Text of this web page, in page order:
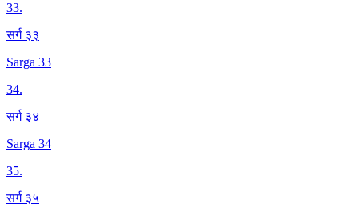
33.
सर्ग ३३
Sarga 33
34.
सर्ग ३४
Sarga 34
35.
सर्ग ३५